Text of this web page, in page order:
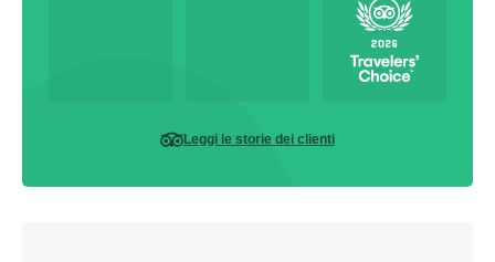
Leggi le storie dei clienti